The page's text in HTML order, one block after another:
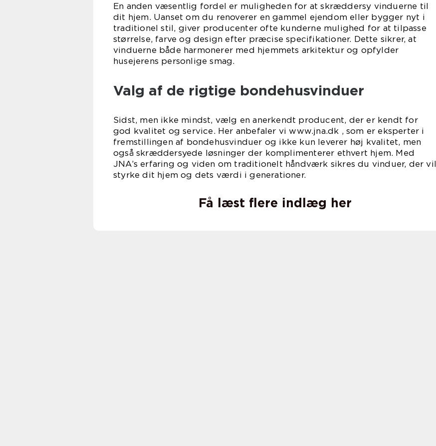
En anden væsentlig fordel er muligheden for at skræddersy vinduerne til
dit hjem. Uanset om du renoverer en gammel ejendom eller bygger nyt i
traditionel stil, giver producenter ofte kunderne mulighed for at tilpasse
størrelse, farve og design efter præcise specifikationer. Dette sikrer, at
vinduerne både harmonerer med hjemmets arkitektur og opfylder
husejerens personlige smag.
Valg af de rigtige bondehusvinduer
Sidst, men ikke mindst, vælg en anerkendt producent, der er kendt for
god kvalitet og service. Her anbefaler vi www.jna.dk , som er eksperter i
fremstillingen af bondehusvinduer og ikke kun leverer høj kvalitet, men
også skræddersyede løsninger der komplimenterer ethvert hjem. Med
JNA’s erfaring og viden om traditionelt håndværk sikres du vinduer, der vil
styrke dit hjem og dets værdi i generationer.
Få læst flere indlæg her